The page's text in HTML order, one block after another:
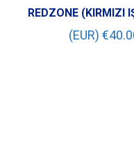
REDZONE (KIRMIZI
(EUR) €